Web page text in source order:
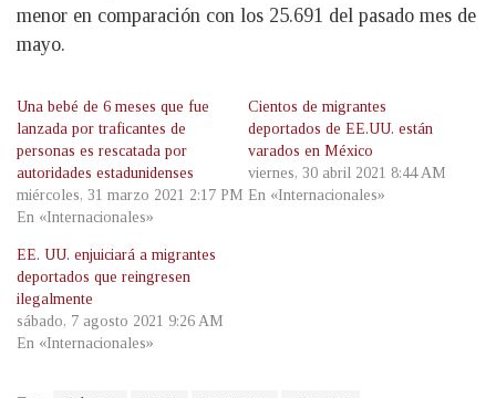
menor en comparación con los 25.691 del pasado mes de
mayo.
Una bebé de 6 meses que fue
lanzada por traficantes de
personas es rescatada por
autoridades estadunidenses
miércoles, 31 marzo 2021 2:17 PM
En «Internacionales»
Cientos de migrantes
deportados de EE.UU. están
varados en México
viernes, 30 abril 2021 8:44 AM
En «Internacionales»
EE. UU. enjuiciará a migrantes
deportados que reingresen
ilegalmente
sábado, 7 agosto 2021 9:26 AM
En «Internacionales»